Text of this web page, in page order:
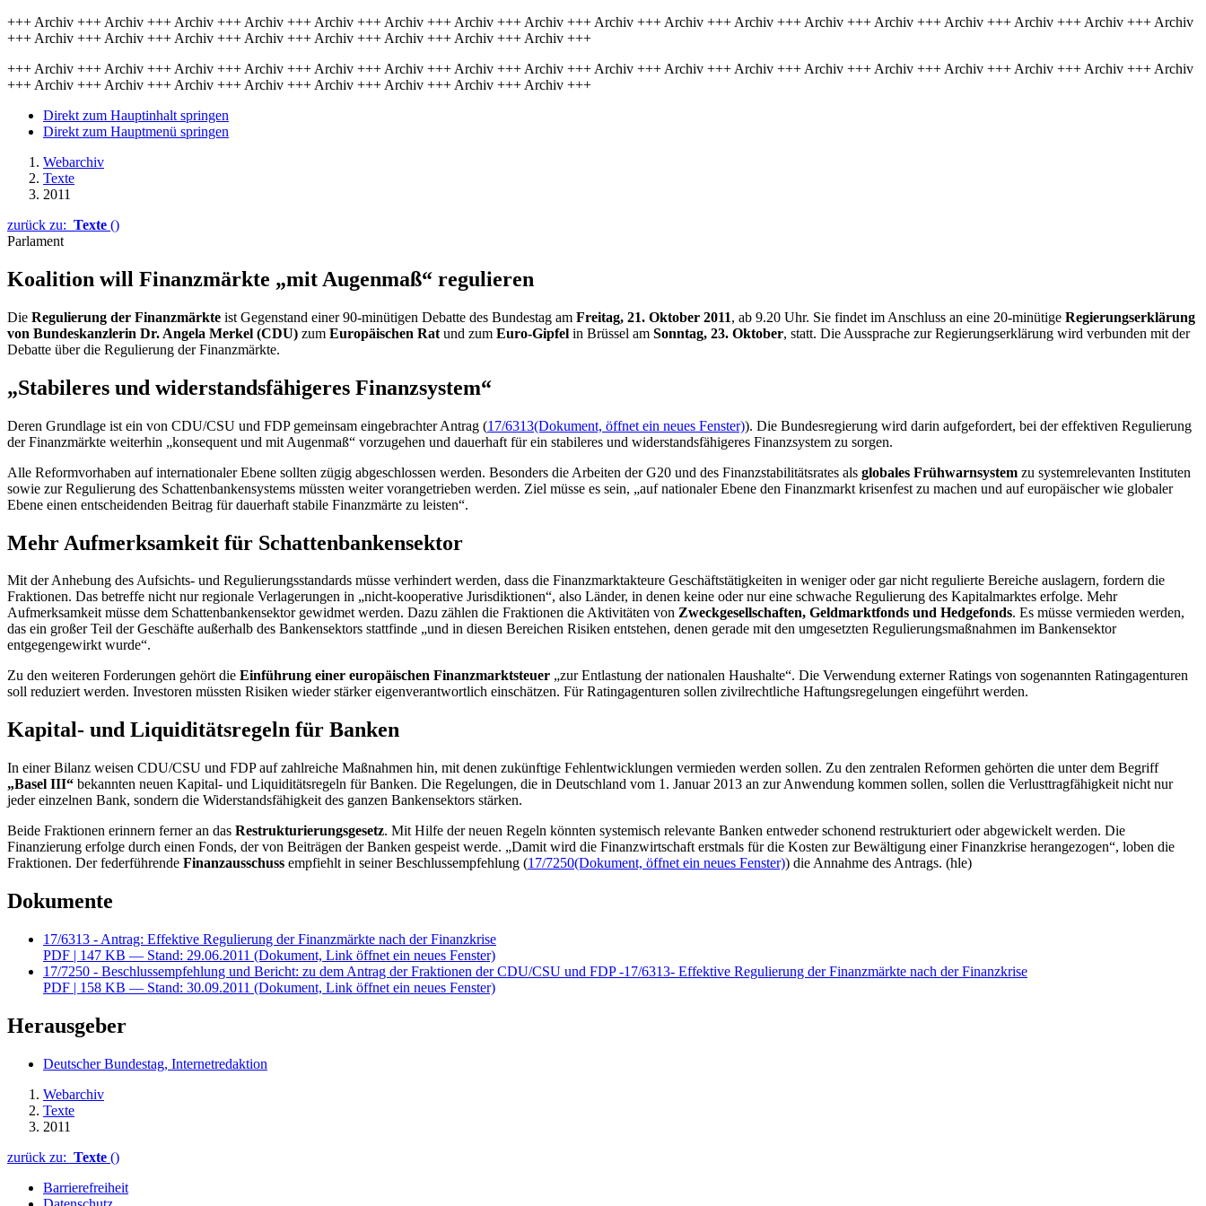
+++ Archiv +++ Archiv +++ Archiv +++ Archiv +++ Archiv +++ Archiv +++ Archiv +++ Archiv +++ Archiv +++ Archiv +++ Archiv +++ Archiv +++ Archiv +++ Archiv +++ Archiv +++ Archiv +++ Archiv
+++ Archiv +++ Archiv +++ Archiv +++ Archiv +++ Archiv +++ Archiv +++ Archiv +++ Archiv +++
+++ Archiv +++ Archiv +++ Archiv +++ Archiv +++ Archiv +++ Archiv +++ Archiv +++ Archiv +++ Archiv +++ Archiv +++ Archiv +++ Archiv +++ Archiv +++ Archiv +++ Archiv +++ Archiv +++ Archiv
+++ Archiv +++ Archiv +++ Archiv +++ Archiv +++ Archiv +++ Archiv +++ Archiv +++ Archiv +++
Direkt zum Hauptinhalt springen
Direkt zum Hauptmenü springen
Webarchiv
Texte
2011
zurück zu: Texte ()
Parlament
Koalition will Finanzmärkte „mit Augenmaß“ regulieren
Die Regulierung der Finanzmärkte ist Gegenstand einer 90-minütigen Debatte des Bundestag am Freitag, 21. Oktober 2011, ab 9.20 Uhr. Sie findet im Anschluss an eine 20-minütige Regierungserklärung
von Bundeskanzlerin Dr. Angela Merkel (CDU) zum Europäischen Rat und zum Euro-Gipfel in Brüssel am Sonntag, 23. Oktober, statt. Die Aussprache zur Regierungserklärung wird verbunden mit der
Debatte über die Regulierung der Finanzmärkte.
„Stabileres und widerstandsfähigeres Finanzsystem“
Deren Grundlage ist ein von CDU/CSU und FDP gemeinsam eingebrachter Antrag (17/6313(Dokument, öffnet ein neues Fenster)). Die Bundesregierung wird darin aufgefordert, bei der effektiven Regulierung
der Finanzmärkte weiterhin „konsequent und mit Augenmaß“ vorzugehen und dauerhaft für ein stabileres und widerstandsfähigeres Finanzsystem zu sorgen.
Alle Reformvorhaben auf internationaler Ebene sollten zügig abgeschlossen werden. Besonders die Arbeiten der G20 und des Finanzstabilitätsrates als globales Frühwarnsystem zu systemrelevanten Instituten
sowie zur Regulierung des Schattenbankensystems müssten weiter vorangetrieben werden. Ziel müsse es sein, „auf nationaler Ebene den Finanzmarkt krisenfest zu machen und auf europäischer wie globaler
Ebene einen entscheidenden Beitrag für dauerhaft stabile Finanzmärte zu leisten“.
Mehr Aufmerksamkeit für Schattenbankensektor
Mit der Anhebung des Aufsichts- und Regulierungsstandards müsse verhindert werden, dass die Finanzmarktakteure Geschäftstätigkeiten in weniger oder gar nicht regulierte Bereiche auslagern, fordern die
Fraktionen. Das betreffe nicht nur regionale Verlagerungen in „nicht-kooperative Jurisdiktionen“, also Länder, in denen keine oder nur eine schwache Regulierung des Kapitalmarktes erfolge. Mehr
Aufmerksamkeit müsse dem Schattenbankensektor gewidmet werden. Dazu zählen die Fraktionen die Aktivitäten von Zweckgesellschaften, Geldmarktfonds und Hedgefonds. Es müsse vermieden werden,
das ein großer Teil der Geschäfte außerhalb des Bankensektors stattfinde „und in diesen Bereichen Risiken entstehen, denen gerade mit den umgesetzten Regulierungsmaßnahmen im Bankensektor
entgegengewirkt wurde“.
Zu den weiteren Forderungen gehört die Einführung einer europäischen Finanzmarktsteuer „zur Entlastung der nationalen Haushalte“. Die Verwendung externerRatings von sogenannten Ratingagenturen
soll reduziert werden. Investoren müssten Risiken wieder stärker eigenverantwortlich einschätzen. FürRatingagenturen sollen zivilrechtliche Haftungsregelungen eingeführt werden.
Kapital- und Liquiditätsregeln für Banken
In einer Bilanz weisen CDU/CSU und FDP auf zahlreiche Maßnahmen hin, mit denen zukünftige Fehlentwicklungen vermieden werden sollen. Zu den zentralen Reformen gehörten die unter dem Begriff
„Basel III“ bekannten neuen Kapital- und Liquiditätsregeln für Banken. Die Regelungen, die in Deutschland vom 1. Januar 2013 an zur Anwendung kommen sollen, sollen die Verlusttragfähigkeit nicht nur
jeder einzelnen Bank, sondern die Widerstandsfähigkeit des ganzen Bankensektors stärken.
Beide Fraktionen erinnern ferner an das Restrukturierungsgesetz. Mit Hilfe der neuen Regeln könnten systemisch relevante Banken entweder schonend restrukturiert oder abgewickelt werden. Die
Finanzierung erfolge durch einen Fonds, der von Beiträgen der Banken gespeist werde. „Damit wird die Finanzwirtschaft erstmals für die Kosten zur Bewältigung einer Finanzkrise herangezogen“, loben die
Fraktionen. Der federführende Finanzausschuss empfiehlt in seiner Beschlussempfehlung (17/7250(Dokument, öffnet ein neues Fenster)) die Annahme des Antrags. (hle)
Dokumente
17/6313 - Antrag: Effektive Regulierung der Finanzmärkte nach der Finanzkrise
PDF | 147 KB — Stand: 29.06.2011 (Dokument, Link öffnet ein neues Fenster)
17/7250 - Beschlussempfehlung und Bericht: zu dem Antrag der Fraktionen der CDU/CSU und FDP -17/6313- Effektive Regulierung der Finanzmärkte nach der Finanzkrise
PDF | 158 KB — Stand: 30.09.2011 (Dokument, Link öffnet ein neues Fenster)
Herausgeber
Deutscher Bundestag, Internetredaktion
Webarchiv
Texte
2011
zurück zu: Texte ()
Barrierefreiheit